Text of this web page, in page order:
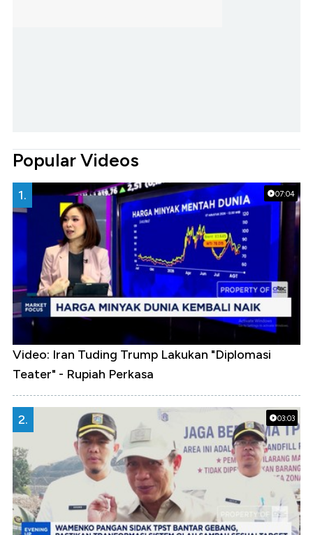
Popular Videos
07:04
1.
Video: Iran Tuding Trump Lakukan "Diplomasi
Teater" - Rupiah Perkasa
03:03
2.